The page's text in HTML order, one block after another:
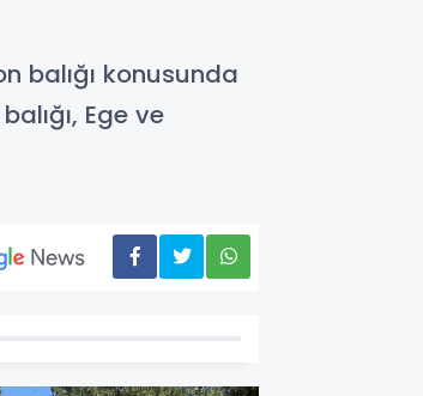
balığı konusunda
Ege ve